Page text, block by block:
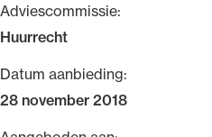
Adviescommissie:
Huurrecht
Datum aanbieding:
28 november 2018